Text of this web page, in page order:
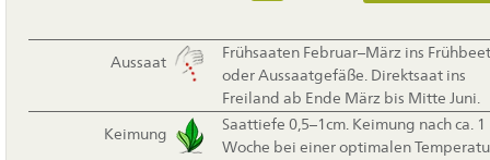
Aussaat
Frühsaaten Februar–März ins Frühbeet
oder Aussaatgefäße. Direktsaat ins
Freiland ab Ende März bis Mitte Juni.
Keimung
Saattiefe 0,5–1cm. Keimung nach ca. 1
Woche bei einer optimalen